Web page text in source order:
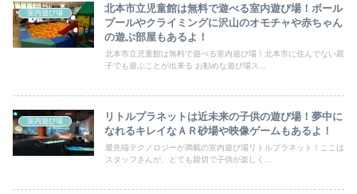
室内遊び場
北本市立児童館は無料で遊べる室内遊び場！ボール
プールやクライミングに沢山のオモチャや赤ちゃん
の遊ぶ部屋もあるよ！
北本市立児童館は無料で遊べる室内遊び場！北本市に住んでない親
子でも遊ぶことが出来る お勧めな遊び場ス...
室内遊び場
リトルプラネットは近未来の子供の遊び場！夢中に
なれるキレイなＡＲ砂場や映像ゲームもあるよ！
最先端テクノロジーが満載の室内遊び場リトルプラネット！ここは
スタッフさんが、とても親切で子供が楽しく...